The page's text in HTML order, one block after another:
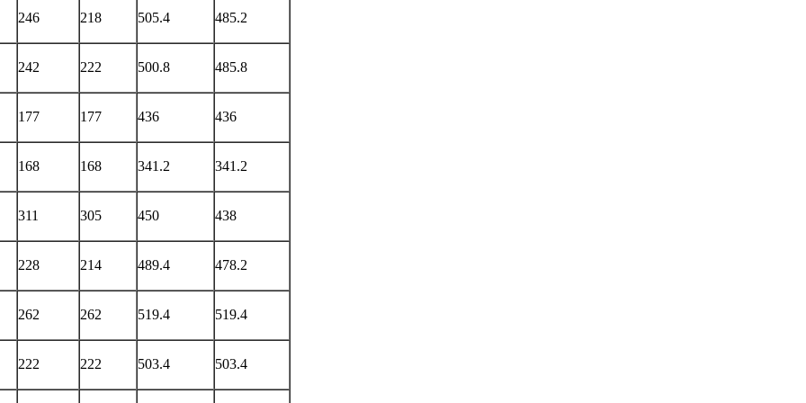
246 218 505.4 485.2
242 222 500.8 485.8
177 177 436 436
168 168 341.2 341.2
311 305 450 438
228 214 489.4 478.2
262 262 519.4 519.4
222 222 503.4 503.4